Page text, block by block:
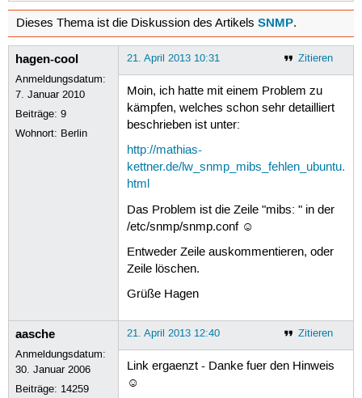
Dieses Thema ist die Diskussion des Artikels SNMP.
hagen-cool
Anmeldungsdatum:
7. Januar 2010
Beiträge:9
Wohnort: Berlin
Zitieren
21. April 2013 10:31
Moin, ich hatte mit einem Problem zu
kämpfen, welches schon sehr detailliert
beschrieben ist unter:
http://mathias-
kettner.de/lw_snmp_mibs_fehlen_ubuntu.
html
Das Problem ist die Zeile "mibs: " in der
/etc/snmp/snmp.conf ☺
Entweder Zeile auskommentieren, oder
Zeile löschen.
Grüße Hagen
aasche
Anmeldungsdatum:
30. Januar 2006
Beiträge: 14259
Zitieren
21. April 2013 12:40
Link ergaenzt - Danke fuer den Hinweis
☺